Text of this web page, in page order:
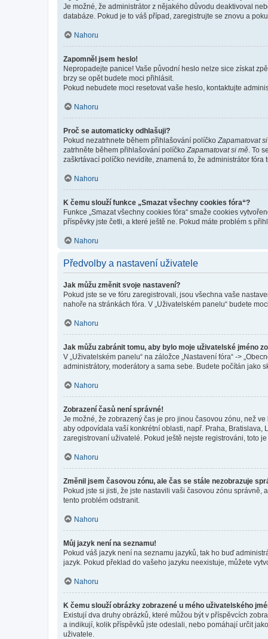
Je možné, že administrátor z nějakého důvodu deaktivoval
databáze. Pokud je to váš případ, zaregistrujte se znovu a
Nahoru
Zapomněl jsem heslo!
Nepropadejte panice! Vaše původní heslo nelze sice získat
brzy se opět budete moci přihlásit.
Pokud nebudete moci resetovat vaše heslo, kontaktujte
Nahoru
Proč se automaticky odhlašuji?
Pokud nezatrhnete během přihlašování políčko Zapamatovat
zatrhněte během přihlašování políčko Zapamatovat si mě . To
zaškrtávací políčko nevidíte, znamená to, že administrátor fóra
Nahoru
K čemu slouží funkce „Smazat všechny cookies fóra“?
Funkce „Smazat všechny cookies fóra“ smaže cookies
příspěvky jste četli, a které ještě ne. Pokud máte problém s
Nahoru
Předvolby a nastavení uživatele
Jak můžu změnit svoje nastavení?
Pokud jste se ve fóru zaregistrovali, jsou všechna vaše
nahoře na stránkách fóra. V „Uživatelském panelu“ budete
Nahoru
Jak můžu zabránit tomu, aby bylo moje uživatelské jméno
V „Uživatelském panelu“ na záložce „Nastavení fóra“ ->
administrátory, moderátory a sama sebe. Budete počítán jako
Nahoru
Zobrazení časů není správné!
Je možné, že zobrazený čas je pro jinou časovou zónu, než
aby odpovídala vaší konkrétní oblasti, např. Praha, Bratislava,
zaregistrovaní uživatelé. Pokud ještě nejste registrováni, toto
Nahoru
Změnil jsem časovou zónu, ale čas se stále nezobrazuje
Pokud jste si jisti, že jste nastavili vaši časovou zónu
tento problém odstranit.
Nahoru
Můj jazyk není na seznamu!
Pokud váš jazyk není na seznamu jazyků, tak ho buď
jazyk. Pokud překlad do vašeho jazyku neexistuje, můžete
Nahoru
K čemu slouží obrázky zobrazené u mého uživatelského
Existují dva druhy obrázků, které můžou být v příspěvcích
a indikují, kolik příspěvků jste odeslali, nebo pomáhají určit
uživatele.